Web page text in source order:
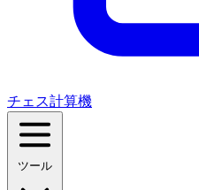
チェス計算機
ツール